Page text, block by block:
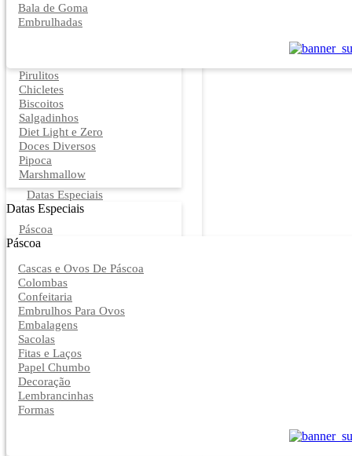
Bala de Goma
Embrulhadas
Pirulitos
Chicletes
Biscoitos
Salgadinhos
Diet Light e Zero
Doces Diversos
Pipoca
Marshmallow
Datas Especiais
Datas Especiais
Páscoa
Páscoa
Cascas e Ovos De Páscoa
Colombas
Confeitaria
Embrulhos Para Ovos
Embalagens
Sacolas
Fitas e Laços
Papel Chumbo
Decoração
Lembrancinhas
Formas